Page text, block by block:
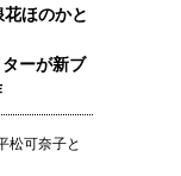
ほのかと
ーが新ブ
松可奈子と